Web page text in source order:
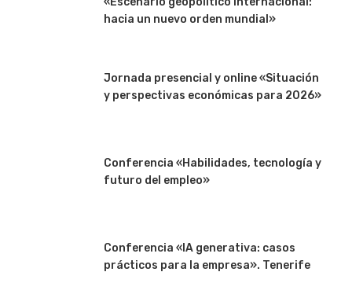
hacia un nuevo orden mundial»
Jornada presencial y online «Situación
y perspectivas económicas para 2026»
Conferencia «Habilidades, tecnología y
futuro del empleo»
Conferencia «IA generativa: casos
prácticos para la empresa». Tenerife